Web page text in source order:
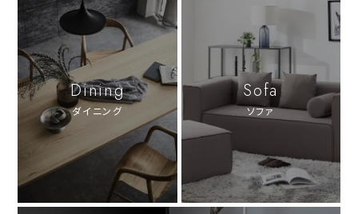
Dining
ダイニング
Sofa
ソファ